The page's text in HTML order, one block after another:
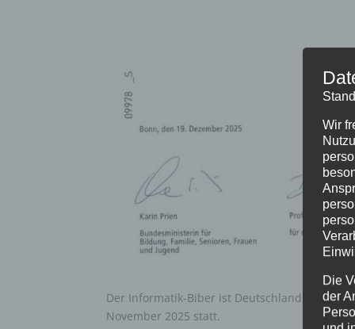
Der Informatik-Biber ist Deutschlands
November 2025 statt.
Wir
Die
der